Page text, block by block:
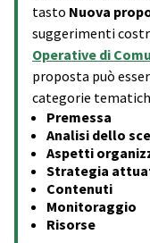
tasto Nuova
suggerimenti
Operative di
proposta può
categorie
Premessa
Analisi dello
Aspetti
Strategia
Contenuti
Monitoraggio
Risorse